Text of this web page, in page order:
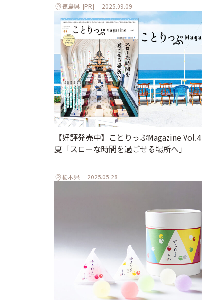
徳島県 [PR] 2025.09.09
【好評発売中】ことりっぷMagazine
夏「スローな時間を過ごせる場所へ」
栃木県 2025.05.28